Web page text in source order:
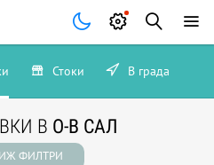
Стоки В града
В О-В САЛ
ФИЛТРИ